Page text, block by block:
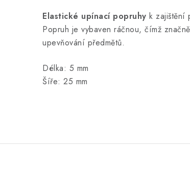
Elastické upínací popruhy k zajištění
Popruh je vybaven ráčnou, čímž
upevňování předmětů.
Délka: 5 mm
Šíře: 25 mm